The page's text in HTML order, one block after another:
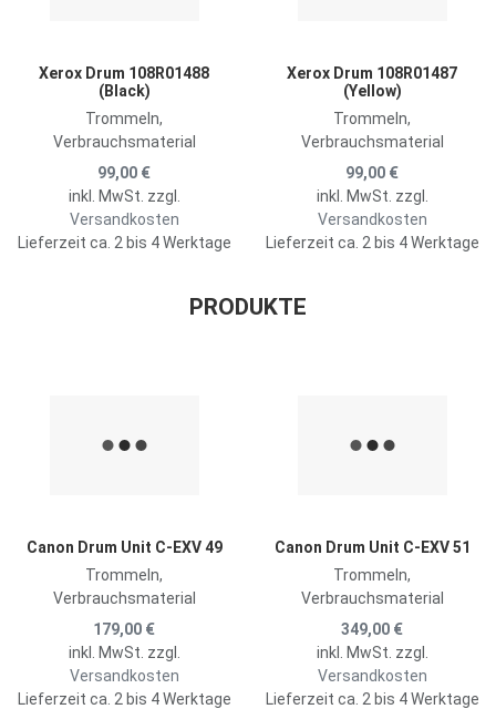
Xerox Drum 108R01488
(Black)
Trommeln,
Verbrauchsmaterial
99,00 €
inkl. MwSt. zzgl.
Versandkosten
Lieferzeit ca. 2 bis 4 Werktage
Xerox Drum 108R01487
(Yellow)
Trommeln,
Verbrauchsmaterial
99,00 €
inkl. MwSt. zzgl.
Versandkosten
Lieferzeit ca. 2 bis 4 Werktage
PRODUKTE
Zum Vergleich hinzufügen
Canon Drum Unit C-EXV 49
Trommeln,
Verbrauchsmaterial
179,00 €
inkl. MwSt. zzgl.
Versandkosten
Lieferzeit ca. 2 bis 4 Werktage
Canon Drum Unit C-EXV 51
Trommeln,
Verbrauchsmaterial
349,00 €
inkl. MwSt. zzgl.
Versandkosten
Lieferzeit ca. 2 bis 4 Werktage